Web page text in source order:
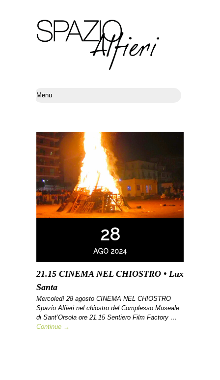
28
AGO 2024
21.15 CINEMA NEL CHIOSTRO • Lux
Santa
Mercoledì 28 agosto CINEMA NEL CHIOSTRO
Spazio Alfieri nel chiostro del Complesso Museale
di Sant’Orsola ore 21.15 Sentiero Film Factory …
Continue →